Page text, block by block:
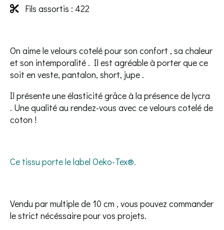
 Fils assortis : 422
On aime le velours cotelé pour son confort , sa chaleur
et son intemporalité . Il est agréable à porter que ce
soit en veste, pantalon, short, jupe .
Il présente une élasticité grâce à la présence de lycra
. Une qualité au rendez-vous avec ce velours cotelé de
coton !
Ce tissu porte le label Oeko-Tex®️.
Vendu par multiple de 10 cm , vous pouvez commander
le strict nécéssaire pour vos projets.